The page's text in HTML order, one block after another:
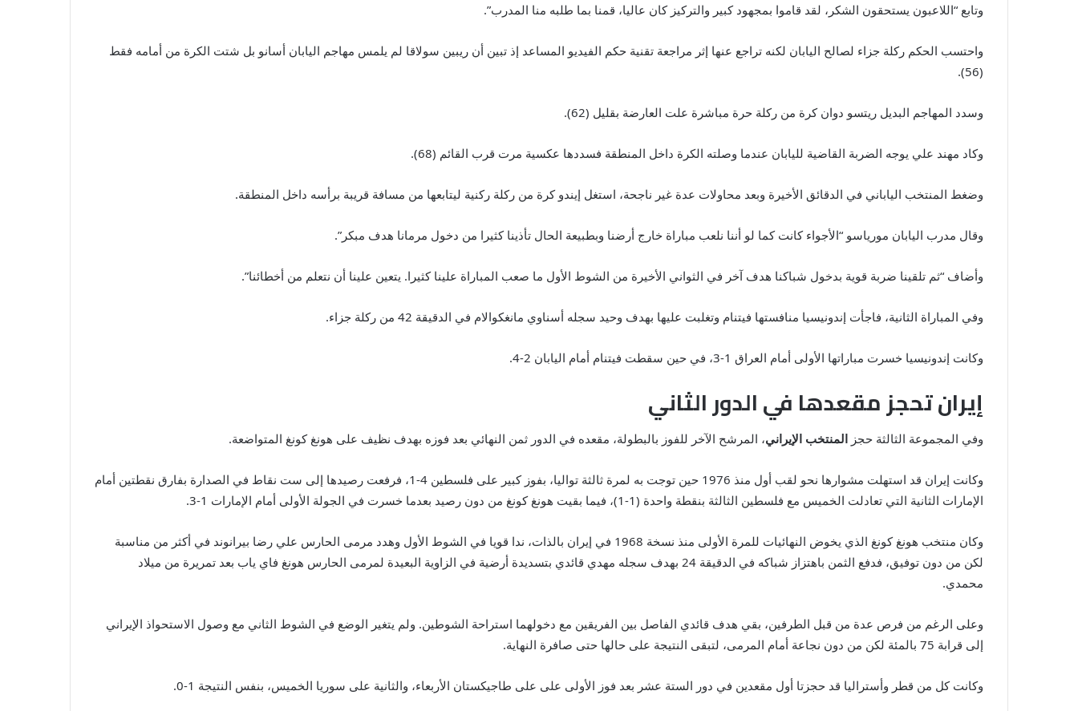
وتابع “اللاعبون يستحقون الشكر، لقد قاموا بمجهود كبير والتركيز كان عاليا، قمنا بما طلبه منا المدرب”.
واحتسب الحكم ركلة جزاء لصالح اليابان لكنه تراجع عنها إثر مراجعة تقنية حكم الفيديو المساعد إذ تبين أن ريبين سولاقا لم يلمس مهاجم اليابان أسانو بل شتت الكرة من أمامه فقط
(56).
وسدد المهاجم البديل ريتسو دوان كرة من ركلة حرة مباشرة علت العارضة بقليل (62).
وكاد مهند علي يوجه الضربة القاضية لليابان عندما وصلته الكرة داخل المنطقة فسددها عكسية مرت قرب القائم (68).
وضغط المنتخب الياباني في الدقائق الأخيرة وبعد محاولات عدة غير ناجحة، استغل إيندو كرة من ركلة ركنية ليتابعها من مسافة قريبة برأسه داخل المنطقة.
وقال مدرب اليابان مورياسو “الأجواء كانت كما لو أننا نلعب مباراة خارج أرضنا وبطبيعة الحال تأذينا كثيرا من دخول مرمانا هدف مبكر”.
وأضاف “ثم تلقينا ضربة قوية بدخول شباكنا هدف آخر في الثواني الأخيرة من الشوط الأول ما صعب المباراة علينا كثيرا. يتعين علينا أن نتعلم من أخطائنا”.
وفي المباراة الثانية، فاجأت إندونيسيا منافستها فيتنام وتغلبت عليها بهدف وحيد سجله أسناوي مانغكوالام في الدقيقة 42 من ركلة جزاء.
وكانت إندونيسيا خسرت مباراتها الأولى أمام العراق 1-3، في حين سقطت فيتنام أمام اليابان 2-4.
إيران تحجز مقعدها في الدور الثاني
وفي المجموعة الثالثة حجز المنتخب الإيراني، المرشح الآخر للفوز بالبطولة، مقعده في الدور ثمن النهائي بعد فوزه بهدف نظيف على هونغ كونغ المتواضعة.
وكانت إيران قد استهلت مشوارها نحو لقب أول منذ 1976 حين توجت به لمرة ثالثة تواليا، بفوز كبير على فلسطين 4-1، فرفعت رصيدها إلى ست نقاط في الصدارة بفارق نقطتين أمام
الإمارات الثانية التي تعادلت الخميس مع فلسطين الثالثة بنقطة واحدة (1-1)، فيما بقيت هونغ كونغ من دون رصيد بعدما خسرت في الجولة الأولى أمام الإمارات 1-3.
وكان منتخب هونغ كونغ الذي يخوض النهائيات للمرة الأولى منذ نسخة 1968 في إيران بالذات، ندا قويا في الشوط الأول وهدد مرمى الحارس علي رضا بيرانوند في أكثر من مناسبة
لكن من دون توفيق، فدفع الثمن باهتزاز شباكه في الدقيقة 24 بهدف سجله مهدي قائدي بتسديدة أرضية في الزاوية البعيدة لمرمى الحارس هونغ فاي ياب بعد تمريرة من ميلاد
محمدي.
وعلى الرغم من فرص عدة من قبل الطرفين، بقي هدف قائدي الفاصل بين الفريقين مع دخولهما استراحة الشوطين. ولم يتغير الوضع في الشوط الثاني مع وصول الاستحواذ الإيراني
إلى قرابة 75 بالمئة لكن من دون نجاعة أمام المرمى، لتبقى النتيجة على حالها حتى صافرة النهاية.
وكانت كل من قطر وأستراليا قد حجزتا أول مقعدين في دور الستة عشر بعد فوز الأولى على على طاجيكستان الأربعاء، والثانية على سوريا الخميس، بنفس النتيجة 1-0.